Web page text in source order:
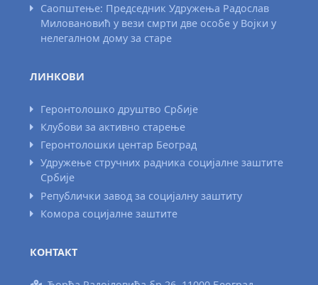
Саопштење: Председник Удружења Радослав
Миловановић у вези смрти две особе у Војки у
нелегалном дому за старе
ЛИНКОВИ
Геронтолошко друштво Србије
Клубови за активно старење
Геронтолошки центар Београд
Удружење стручних радника социјалне заштите
Србије
Републички завод за социјалну заштиту
Комора социјалне заштите
КОНТАКТ